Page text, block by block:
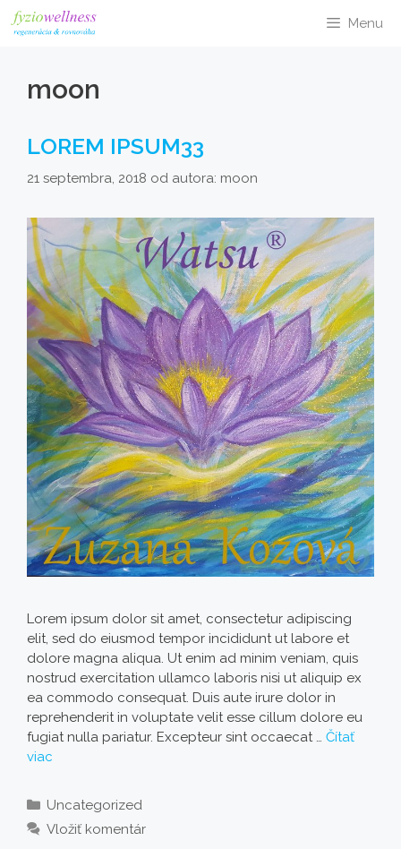
Preskočiť
na
Menu
moon
LOREM IPSUM33
21 septembra, 2018 od autora: moon
Lorem ipsum dolor sit amet, consectetur adipiscing
elit, sed do eiusmod tempor incididunt ut labore et
dolore magna aliqua. Ut enim ad minim veniam, quis
nostrud exercitation ullamco laboris nisi ut aliquip ex
ea commodo consequat. Duis aute irure dolor in
reprehenderit in voluptate velit esse cillum dolore eu
fugiat nulla pariatur. Excepteur sint occaecat … Čítať
viac
Kategórie
Uncategorized
Vložiť komentár